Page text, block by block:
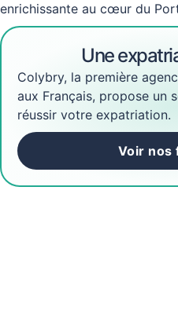
enrichissante au cœur du
Une
Colybry, la première
aux Français, propose un
réussir votre expatriation.
Voir nos